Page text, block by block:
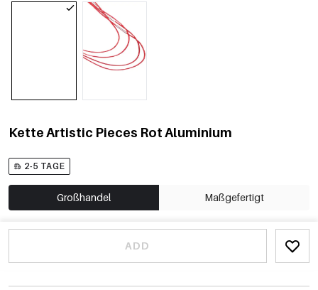
Kette Artistic Pieces Rot Aluminium
2-5 TAGE
Großhandel Maßgefertigt
ADD